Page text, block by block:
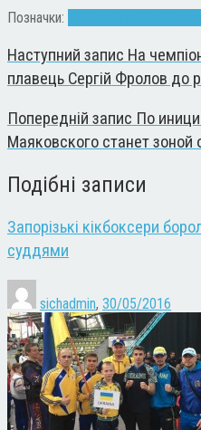
Позначки:
Наступний запис На
плавець Сергій Фролов до
Попередній запис По
Маяковского станет
Подібні записи
Запорізькі кікбоксери
суддями
sichadmin, 30/05/2016